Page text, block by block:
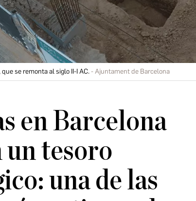
se remonta al siglo II-I AC. Ajuntament de Barcelona
en Barcelona
un tesoro
una de las